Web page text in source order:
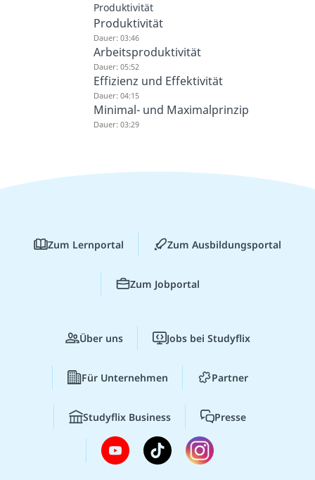
Produktivität
Produktivität
Dauer: 03:46
Arbeitsproduktivität
Dauer: 05:52
Effizienz und Effektivität
Dauer: 04:15
Minimal- und Maximalprinzip
Dauer: 03:29
Zum Lernportal Zum Ausbildungsportal
Zum Jobportal
Über uns Jobs bei Studyflix
Für Unternehmen Partner
Studyflix Business Presse